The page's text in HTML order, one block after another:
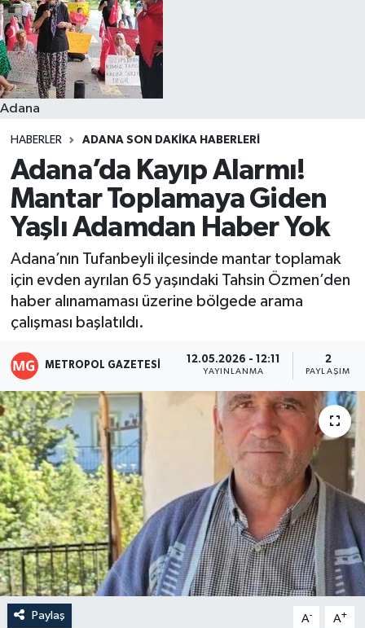
Adana
HABERLER ADANA SON DAKIKA HABERLERI
Adana’da Kayıp Alarmı!
Mantar Toplamaya Giden
Yaşlı Adamdan Haber Yok
Adana’nın Tufanbeyli ilçesinde mantar toplamak
için evden ayrılan 65 yaşındaki Tahsin Özmen’den
haber alınamaması üzerine bölgede arama
çalışması başlatıldı.
METROPOL GAZETESI 12.05.2026 - 12:11
YAYINLANMA
2
PAYLAŞIM
Paylaş A- A+
Resmi İlanlar